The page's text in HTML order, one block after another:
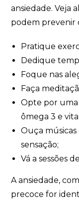
ansiedade. Veja
podem prevenir
Pratique
Dedique
Foque nas
Faça
Opte por uma
ômega 3 e
Ouça
sensação;
Vá a sessões
A ansiedade,
precoce for